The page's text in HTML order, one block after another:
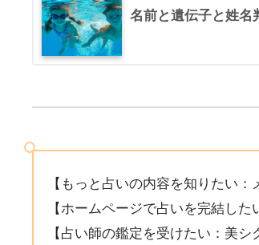
名前と遺伝子と姓名
【もっと占いの内容を知りたい：
【ホームページで占いを完結した
【占い師の鑑定を受けたい：美シ